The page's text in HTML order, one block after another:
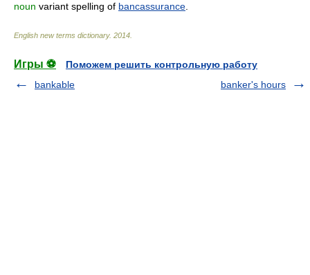
noun variant spelling of bancassurance
English new terms dictionary. 2014
Игры ⚽
Поможем решить контрольную работу
bankable
banker's hours